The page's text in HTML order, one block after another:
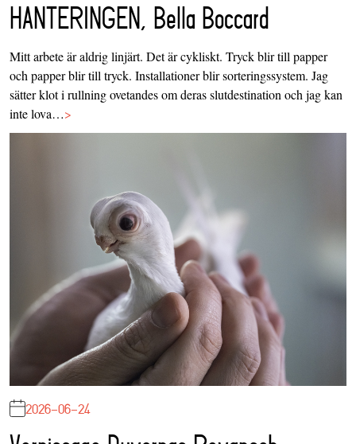
HANTERINGEN, Bella Boccard
Mitt arbete är aldrig linjärt. Det är cykliskt. Tryck blir till papper
och papper blir till tryck. Installationer blir sorteringssystem. Jag
sätter klot i rullning ovetandes om deras slutdestination och jag kan
inte lova…>
2026-06-24